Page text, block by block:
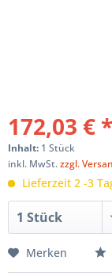
172,03 € *
Inhalt: 1 Stück
inkl. MwSt.zzgl.
Lieferzeit 2 -3
Merken